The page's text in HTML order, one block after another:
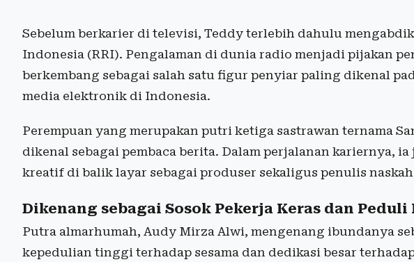
Sebelum berkarier di televisi, Teddy terlebih dahulu
Indonesia (RRI). Pengalaman di dunia radio menjadi pijakan
berkembang sebagai salah satu figur penyiar paling dikenal
media elektronik di Indonesia.
Perempuan yang merupakan putri ketiga sastrawan ternama
dikenal sebagai pembaca berita. Dalam perjalanan kariernya,
kreatif di balik layar sebagai produser sekaligus penulis
Dikenang sebagai Sosok Pekerja Keras dan Peduli
Putra almarhumah, Audy Mirza Alwi, mengenang ibundanya
kepedulian tinggi terhadap sesama dan dedikasi besar